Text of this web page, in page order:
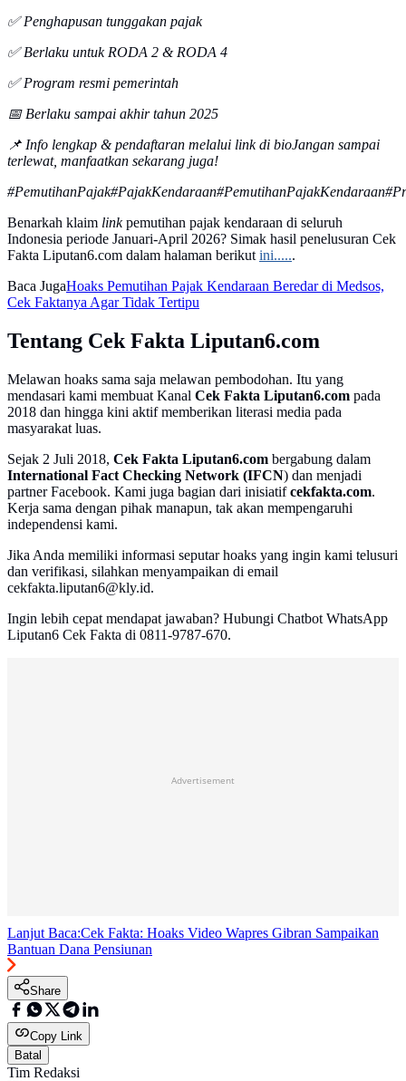
✅ Penghapusan tunggakan pajak
✅ Berlaku untuk RODA 2 & RODA 4
✅ Program resmi pemerintah
📅 Berlaku sampai akhir tahun 2025
📌 Info lengkap & pendaftaran melalui link di bioJangan sampai
terlewat, manfaatkan sekarang juga!
Benarkah klaim linkpemutihan pajak kendaraan di seluruh
Indonesia periode Januari-April 2026? Simak hasil penelusuran Cek
Fakta Liputan6.com dalam halaman berikut ini......
Baca JugaHoaks Pemutihan Pajak Kendaraan Beredar di Medsos,
Cek Faktanya Agar Tidak Tertipu
Tentang Cek Fakta Liputan6.com
Melawan hoaks sama saja melawan pembodohan. Itu yang
mendasari kami membuat Kanal Cek Fakta Liputan6.com pada
2018 dan hingga kini aktif memberikan literasi media pada
masyarakat luas.
Sejak 2 Juli 2018, Cek Fakta Liputan6.com bergabung dalam
International Fact Checking Network (IFCN) dan menjadi
partner Facebook. Kami juga bagian dari inisiatifcekfakta.com.
Kerja sama dengan pihak manapun, tak akan mempengaruhi
independensi kami.
Jika Anda memiliki informasi seputar hoaks yang ingin kami telusuri
dan verifikasi, silahkan menyampaikan di email
cekfakta.liputan6@kly.id.
Ingin lebih cepat mendapat jawaban? Hubungi Chatbot WhatsApp
Liputan6 Cek Fakta di 0811-9787-670.
Advertisement
Lanjut Baca:Cek Fakta: Hoaks Video Wapres Gibran Sampaikan
Bantuan Dana Pensiunan
Share
Copy Link
Batal
Tim Redaksi